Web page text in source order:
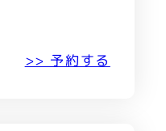
>> 予約する